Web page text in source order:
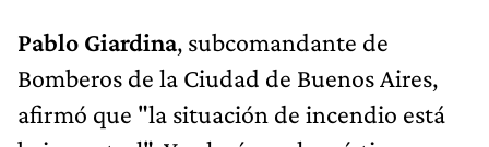
Pablo Giardina, subcomandante de
Bomberos de la Ciudad de Buenos Aires,
afirmó que "la situación de incendio está